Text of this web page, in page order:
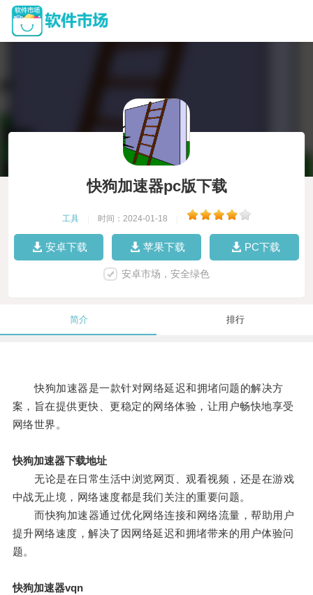
快狗加速器pc版下载
工具 时间：2024-01-18
安卓下载 苹果下载 PC下载
安卓市场，安全绿色
简介 排行
快狗加速器是一款针对网络延迟和拥堵问题的解决方
案，旨在提供更快、更稳定的网络体验，让用户畅快地享受
网络世界。
快狗加速器下载地址
无论是在日常生活中浏览网页、观看视频，还是在游戏
中战无止境，网络速度都是我们关注的重要问题。
而快狗加速器通过优化网络连接和网络流量，帮助用户
提升网络速度，解决了因网络延迟和拥堵带来的用户体验问
题。
快狗加速器vqn